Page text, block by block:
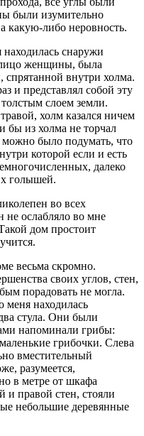
были изумительно
какую-либо неровность.
находилась снаружи
женщины, была
внутри холма.
и представлял собой эту
слоем земли.
холм казался ничем
бы из холма не торчал
было подумать, что
которой если и есть
далеко
голышей.
во всех
не ослабляло во мне
дом простоит
весьма скромно.
своих углов, стен,
порадовать не могла.
меня находилась
стула. Они были
напоминали грибы:
грибочки. Слева
вместительный
разумеется,
в метре от шкафа
и правой стен, стояли
небольшие деревянные